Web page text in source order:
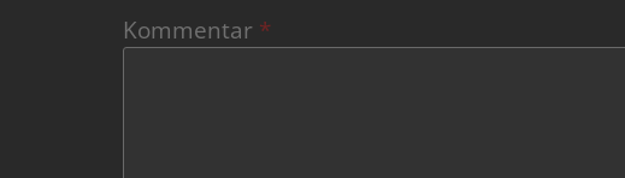
Kommentar *